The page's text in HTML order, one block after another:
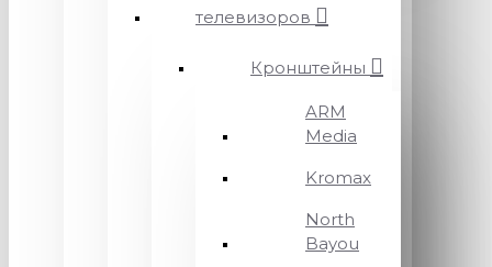
телевизоров
Кронштейны
ARM
Media
Kromax
North
Bayou